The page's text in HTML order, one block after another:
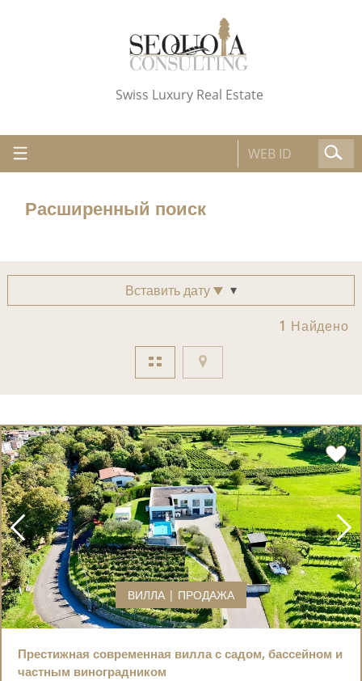
Swiss Luxury Real Estate
Расширенный поиск
Вставить дату
1 Найдено
ВИЛЛА | ПРОДАЖА
Престижная современная вилла с садом, бассейном и
частным виноградником